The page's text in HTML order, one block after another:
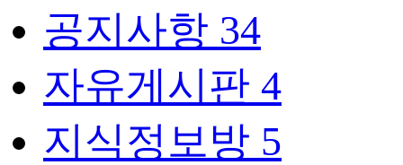
공지사항 34
자유게시판 4
지식정보방 5